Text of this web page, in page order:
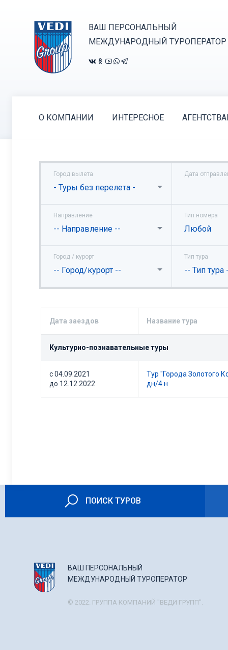
ВАШ ПЕРСОНАЛЬНЫЙ
МЕЖДУНАРОДНЫЙ ТУРОПЕРАТОР
О КОМПАНИИ ИНТЕРЕСНОЕ
- Туры без перелета -
Город вылета Дата
-- Направление --
Направление
Любой
Тип номера
-- Город/курорт --
Город / курорт
-- Тип тура
Тип тура
Дата заездов Название тура
Культурно-познавательные туры
с 04.09.2021
до 12.12.2022
Тур "Города Золотого
дн/4 н
ПОИСК ТУРОВ
ВАШ ПЕРСОНАЛЬНЫЙ
МЕЖДУНАРОДНЫЙ ТУРОПЕРАТОР
© 2022. ГРУППА КОМПАНИЙ "ВЕДИ ГРУПП".